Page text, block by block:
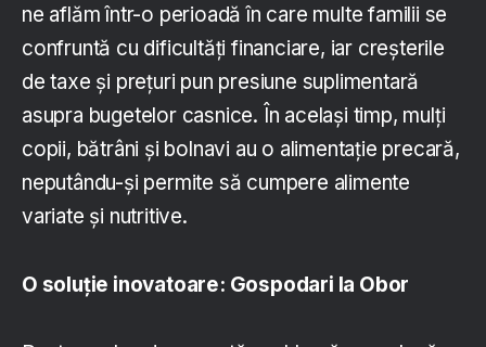
ne aflăm într-o perioadă în care multe familii se
confruntă cu dificultăți financiare, iar creșterile
de taxe și prețuri pun presiune suplimentară
asupra bugetelor casnice. În același timp, mulți
copii, bătrâni și bolnavi au o alimentație precară,
neputându-și permite să cumpere alimente
variate și nutritive.
O soluție inovatoare: Gospodari la Obor